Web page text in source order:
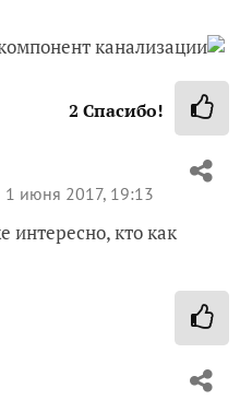
канализации
2 Спасибо!
1 июня 2017, 19:13
интересно, кто как